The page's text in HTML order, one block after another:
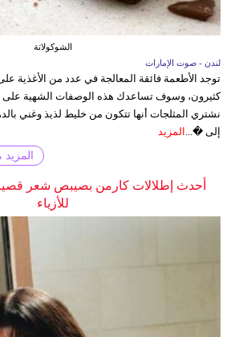
الشوكولاتة
لندن - صوت الإمارات
توجد الأطعمة فائقة المعالجة في عدد من الأغذية
كثيرون، وسوف تساعدك هذه الوصفات الشهية على
نشتري المثلجات أنها تتكون من خليط لذيذ وغني
إلى �... المزيد
أحدث إطلالات كارمن بصيبص شعر قصير
للأزياء